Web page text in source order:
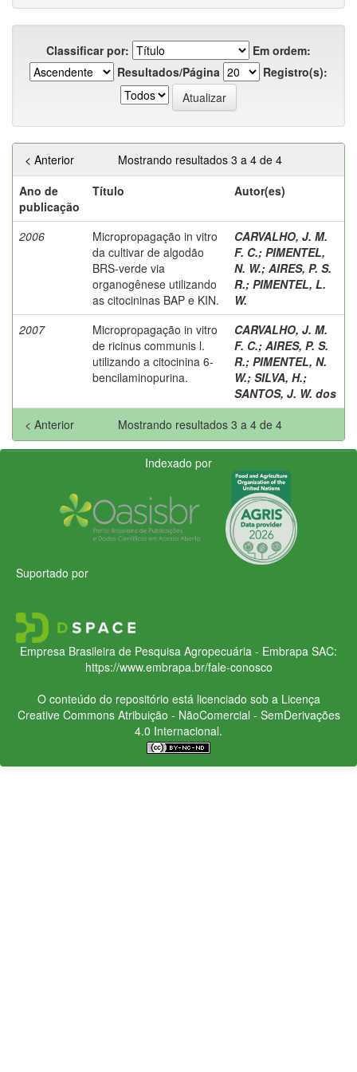
Classificar por:
Em ordem:
Resultados/Página
Registro(s):
Mostrando resultados 3 a 4 de 4
< Anterior
Ano de
publicação
Título Autor(es)
2006
Micropropagação in vitro
da cultivar de algodão
BRS-verde via
organogênese utilizando
as citocininas BAP e KIN.
CARVALHO, J. M.
F. C.; PIMENTEL,
N. W.; AIRES, P. S.
R.; PIMENTEL, L.
W.
2007
Micropropagação in vitro
de ricinus communis l.
utilizando a citocinina 6-
bencilaminopurina.
CARVALHO, J. M.
F. C.; AIRES, P. S.
R.; PIMENTEL, N.
W.; SILVA, H.;
SANTOS, J. W. dos
Mostrando resultados 3 a 4 de 4
< Anterior
Indexado por
Suportado por
Empresa Brasileira de Pesquisa Agropecuária - Embrapa SAC:
https://www.embrapa.br/fale-conosco
O conteúdo do repositório está licenciado sob a Licença
Creative CommonsAtribuição - NãoComercial - SemDerivações
4.0 Internacional.